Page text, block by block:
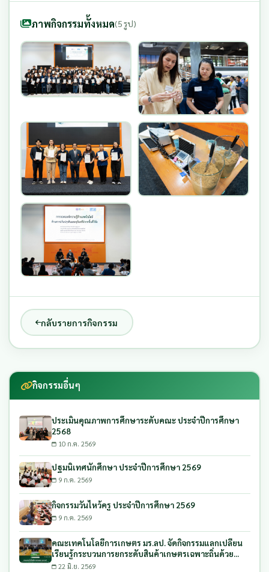
ภาพกิจกรรมทั้งหมด(5 รูป)
กลับรายการกิจกรรม
กิจกรรมอื่นๆ
ประเมินคุณภาพการศึกษาระดับคณะ ประจำปีการศึกษา
2568
10 ก.ค. 2569
ปฐมนิเทศนักศึกษา ประจำปีการศึกษา 2569
9 ก.ค. 2569
กิจกรรมวันไหว้ครู ประจำปีการศึกษา 2569
9 ก.ค. 2569
คณะเทคโนโลยีการเกษตร มร.ลป. จัดกิจกรรมแลกเปลี่ยน
เรียนรู้กระบวนการยกระดับสินค้าเกษตรเฉพาะถิ่นด้วย
กระบวนการบูรณาการ และการรับงบประมาณสนับสนุนการ
22 มิ.ย. 2569